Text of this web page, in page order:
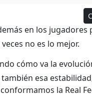
en los jugadores
no es lo mejor.
cómo va la
esa
la Real